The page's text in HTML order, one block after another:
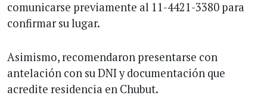
comunicarse previamente al 11-4421-3380 para
confirmar su lugar.
Asimismo, recomendaron presentarse con
antelación con su DNI y documentación que
acredite residencia en Chubut.